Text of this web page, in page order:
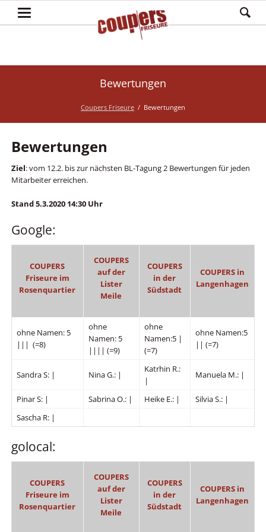
Bewertungen
Coupers Friseure Bewertungen
Bewertungen
Ziel: vom 12.2. bis zur nächsten BL-Tagung 2 Bewertungen für jeden
Mitarbeiter erreichen.
Stand 5.3.2020 14:30 Uhr
Google:
COUPERS
Friseure im
Rosenquartier
COUPERS
auf der
Lister
Meile
COUPERS
in der
Südstadt
COUPERS in
Langenhagen
ohne Namen: 5
||| (=8)
ohne
Namen: 5
|||| (=9)
ohne
Namen:5 |
(=7)
ohne Namen:5
|| (=7)
Sandra S: | Nina G.: |
Katrhin R.:
|
Manuela M.: |
Pinar S: | Sabrina O.: | Heike E.: |
Silvia S.: |
Sascha R: |
golocal:
COUPERS
Friseure im
Rosenquartier
COUPERS
auf der
Lister
Meile
COUPERS
in der
Südstadt
COUPERS in
Langenhagen